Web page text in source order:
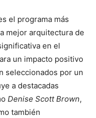
el programa más
mejor arquitectura de
en el
un impacto positivo
seleccionados por un
a destacadas
Denise Scott Brown,
también